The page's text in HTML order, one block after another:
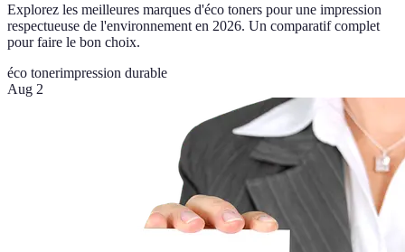
Explorez les meilleures marques d'éco toners pour une impression
respectueuse de l'environnement en 2026. Un comparatif complet
pour faire le bon choix.
éco tonerimpression durable
Aug 2